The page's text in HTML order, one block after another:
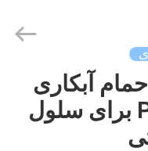
آبکاری
طلا 12 میلی متر PP برای سلول